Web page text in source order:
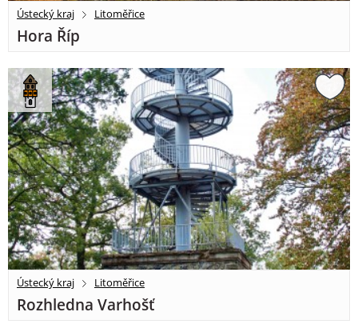
Ústecký kraj Litoměřice
Hora Říp
Ústecký kraj Litoměřice
Rozhledna Varhošť